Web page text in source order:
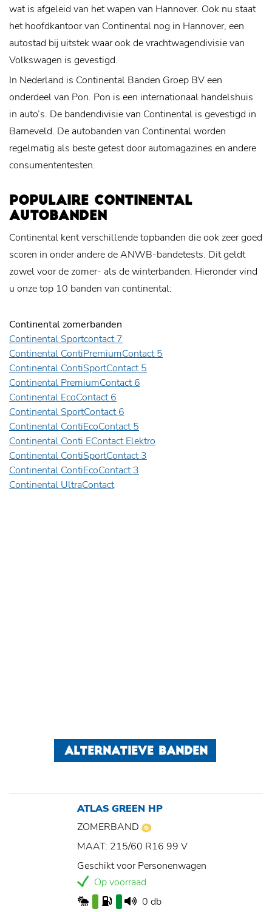
wat is afgeleid van het wapen van Hannover. Ook nu staat
het hoofdkantoor van Continental nog in Hannover, een
autostad bij uitstek waar ook de vrachtwagendivisie van
Volkswagen is gevestigd.
In Nederland is Continental Banden Groep BV een
onderdeel van Pon. Pon is een internationaal handelshuis
in auto’s. De bandendivisie van Continental is gevestigd in
Barneveld. De autobanden van Continental worden
regelmatig als beste getest door automagazines en andere
consumententesten.
POPULAIRE CONTINENTAL
AUTOBANDEN
Continental kent verschillende topbanden die ook zeer goed
scoren in onder andere de ANWB-bandetests. Dit geldt
zowel voor de zomer- als de winterbanden. Hieronder vind
u onze top 10 banden van continental:
Continental zomerbanden
Continental Sportcontact 7
Continental ContiPremiumContact 5
Continental ContiSportContact 5
Continental PremiumContact 6
Continental EcoContact 6
Continental SportContact 6
Continental ContiEcoContact 5
Continental Conti EContact Elektro
Continental ContiSportContact 3
Continental ContiEcoContact 3
Continental UltraContact
ALTERNATIEVE BANDEN
ATLAS GREEN HP
ZOMERBAND
MAAT: 215/60 R16 99 V
Geschikt voor Personenwagen
Op voorraad
0 db